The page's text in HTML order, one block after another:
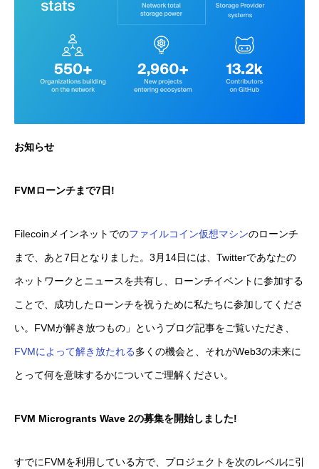
お知らせ
FVMローンチまで7日!
Filecoinメインネットでのファイルコイン仮想マシンのローンチ
まで、あと7日となりました。3月14日には、Twitterであなたの
ネットワークとニュースを共有し、ローンチイベントに参加する
ことで、成功したローンチを祝うために私たちに参加してくださ
い。FVMが解き放つもの」というブログ記事をご覧いただき、
FVMによって解き放たれる多くの機会と、それがWeb3の未来に
とって何を意味するかについてご理解ください。
FVM Microgrants Wave 2の募集を開始しました!
すでにFVMを利用している方で、プロジェクトを次のレベルに引